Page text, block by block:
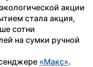
акции
стала акция,
сотни
на сумки ручной
«Макс».